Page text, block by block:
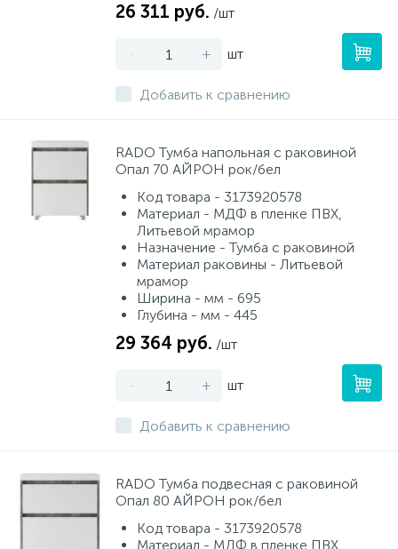
26 311 руб. /шт
- + шт
Добавить к сравнению
RADO Тумба напольная с раковиной
Опал 70 АЙРОН рок/бел
Код товара - 3173920578
Материал - МДФ в пленке ПВХ,
Литьевой мрамор
Назначение - Тумба с раковиной
Материал раковины - Литьевой
мрамор
Ширина - мм - 695
Глубина - мм - 445
29 364 руб. /шт
- + шт
Добавить к сравнению
RADO Тумба подвесная с раковиной
Опал 80 АЙРОН рок/бел
Код товара - 3173920578
Материал - МДФ в пленке ПВХ,